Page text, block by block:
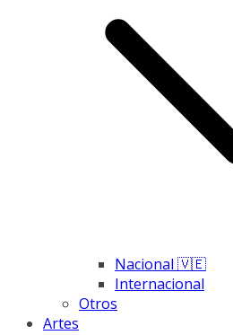
Nacional 🇻🇪
Internacional
Otros
Artes